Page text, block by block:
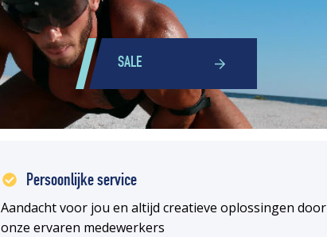
SALE
Persoonlijke service
Aandacht voor jou en altijd creatieve oplossingen door
onze ervaren medewerkers